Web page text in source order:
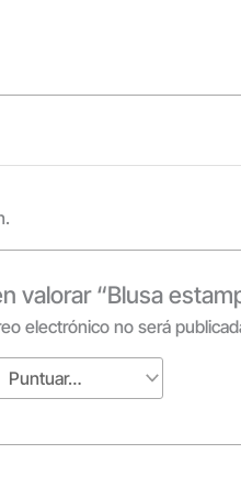
valorar “Blusa
electrónico no será